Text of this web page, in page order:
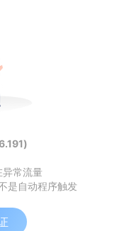
异常流量
是自动程序触发